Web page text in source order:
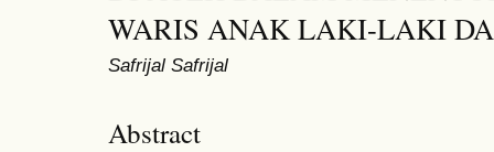
WARIS ANAK LAKI-LAKI
Safrijal Safrijal
Abstract